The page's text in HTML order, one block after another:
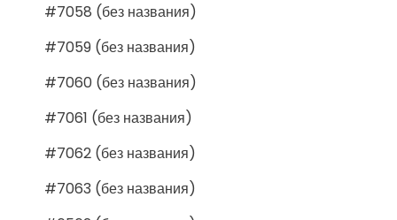
#7058 (без названия)
#7059 (без названия)
#7060 (без названия)
#7061 (без названия)
#7062 (без названия)
#7063 (без названия)